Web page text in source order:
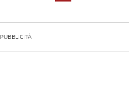
PUBBLICITÀ